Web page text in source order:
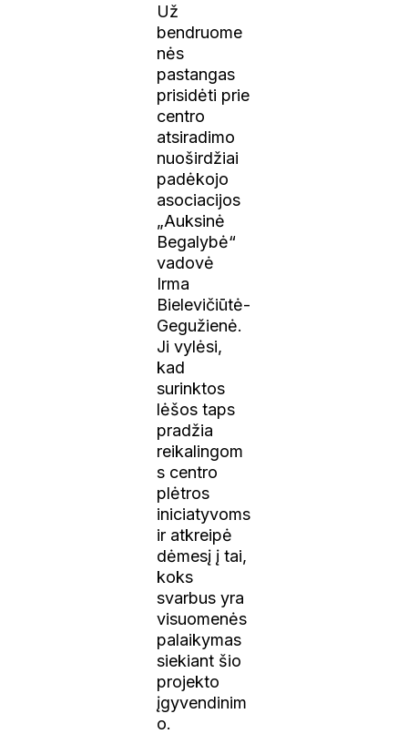
Už
bendruome
nės
pastangas
prisidėti prie
centro
atsiradimo
nuoširdžiai
padėkojo
asociacijos
„Auksinė
Begalybė“
vadovė
Irma
Bielevičiūtė-
Gegužienė.
Ji vylėsi,
kad
surinktos
lėšos taps
pradžia
reikalingom
s centro
plėtros
iniciatyvoms
ir atkreipė
dėmesį į tai,
koks
svarbus yra
visuomenės
palaikymas
siekiant šio
projekto
įgyvendinim
o.